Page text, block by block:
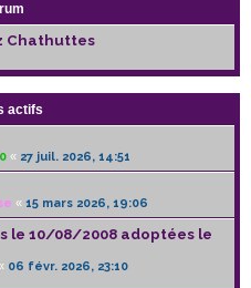
c
Chathuttes
actifs
« 27 juil. 2026, 14:51
« 15 mars 2026, 19:06
le 10/08/2008 adoptées le
06 févr. 2026, 23:10